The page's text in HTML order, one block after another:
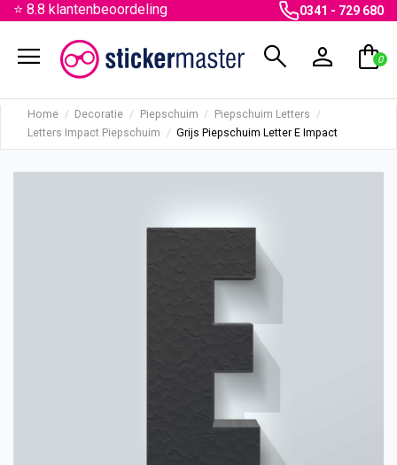
⭐ 8.8 klantenbeoordeling 0341 - 729 680
menu search person shopping_bag
0
Home Decoratie Piepschuim
Piepschuim Letters
Letters Impact Piepschuim
Grijs Piepschuim Letter E Impact